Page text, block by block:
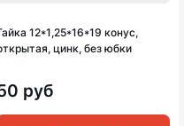
12*1,25*16*19 конус,
цинк, без юбки
руб